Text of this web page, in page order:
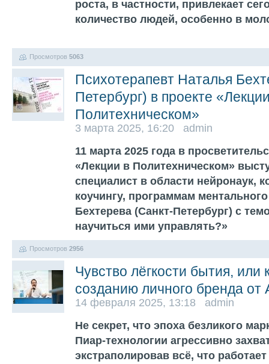
роста, в частности, привлекает
количество людей, особенно в
Просмотров 5063
Психотерапевт Наталья
Петербург) в проекте
Политехническом»
3 марта 2025, 16:20 admin
11 марта 2025 года в
«Лекции в Политехническом»
специалист в области нейронаук,
коучингу, программам
Бехтерева (Санкт-Петербург) с
научиться ими управлять?»
Просмотров 2956
Чувство лёгкости бытия, или
созданию личного бренда
14 февраля 2025, 13:18 admin
Не секрет, что эпоха безликого
Пиар-технологии агрессивно
экстраполировав всё, что